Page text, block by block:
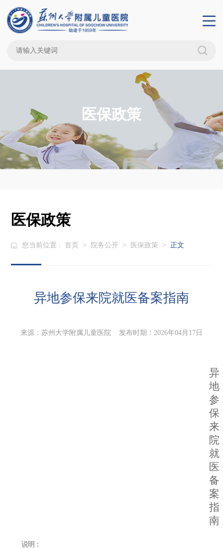
医保政策
医保政策
您当前位置 : 首页 > 院务公开 > 医保政策 > 正文
异地参保来院就医备案指南
来源：苏州大学附属儿童医院 发布时期：2026年04月17日
异
地
参
保
来
院
就
医
备
案
指
南
说明：